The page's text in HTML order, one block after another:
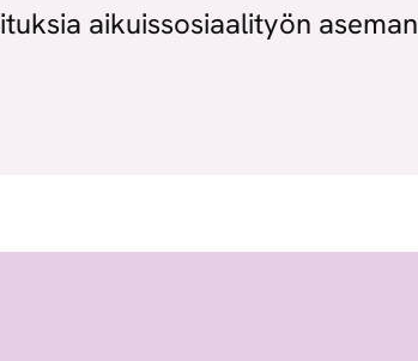
aikuissosiaalityön aseman